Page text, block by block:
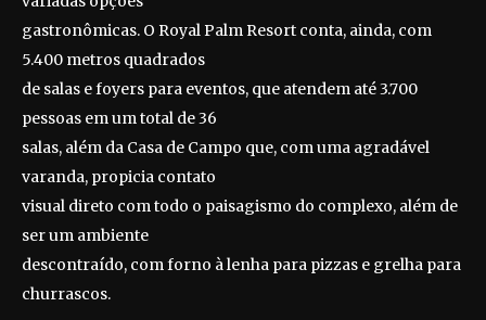
gastronômicas. O Royal Palm Resort conta, ainda, com
5.400 metros quadrados
de salas e foyers para eventos, que atendem até 3.700
pessoas em um total de 36
salas, além da Casa de Campo que, com uma agradável
varanda, propicia contato
visual direto com todo o paisagismo do complexo, além de
ser um ambiente
descontraído, com forno à lenha para pizzas e grelha para
churrascos.